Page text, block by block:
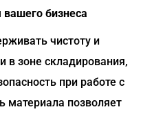
бизнеса
чистоту и
в зоне складирования,
при работе с
материала позволяет